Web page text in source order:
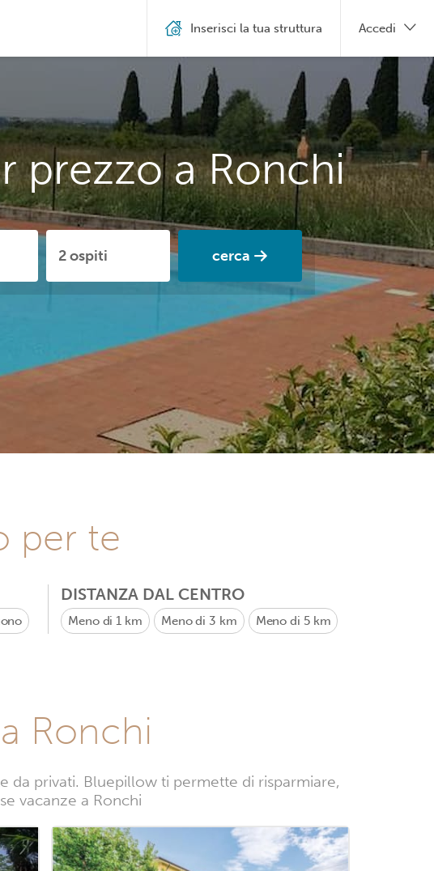
prezzo a Ronchi
cerca
Inserisci la tua struttura Accedi
per te
DISTANZA DAL CENTRO
Meno di 1 km Meno di 3 km Meno di 5 km
Ronchi
da privati. Bluepillow ti permette di risparmiare,
vacanze a Ronchi